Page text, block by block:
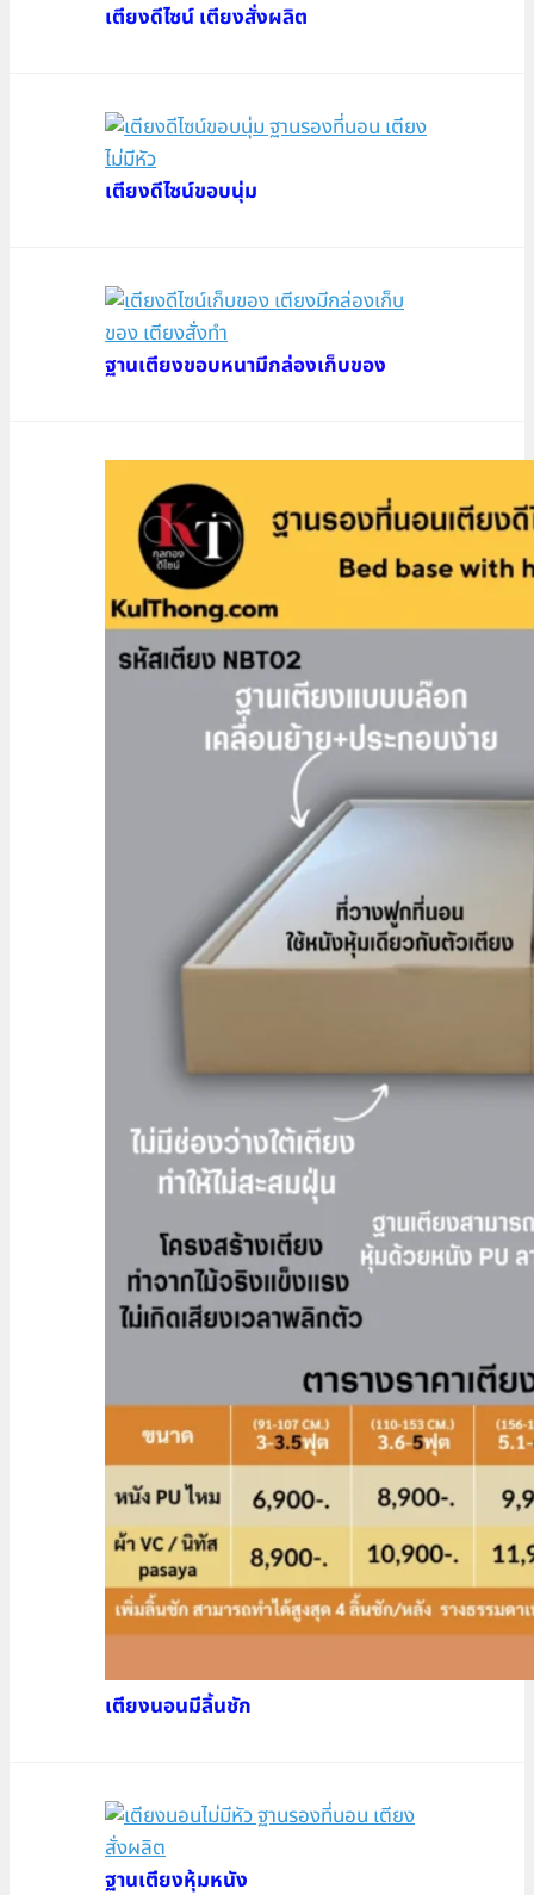
เตียงดีไซน์ เตียงสั่งผลิต
เตียงดีไซน์ขอบนุ่ม
ฐานเตียงขอบหนามีกล่องเก็บของ
เตียงนอนมีลิ้นชัก
ฐานเตียงหุ้มหนัง